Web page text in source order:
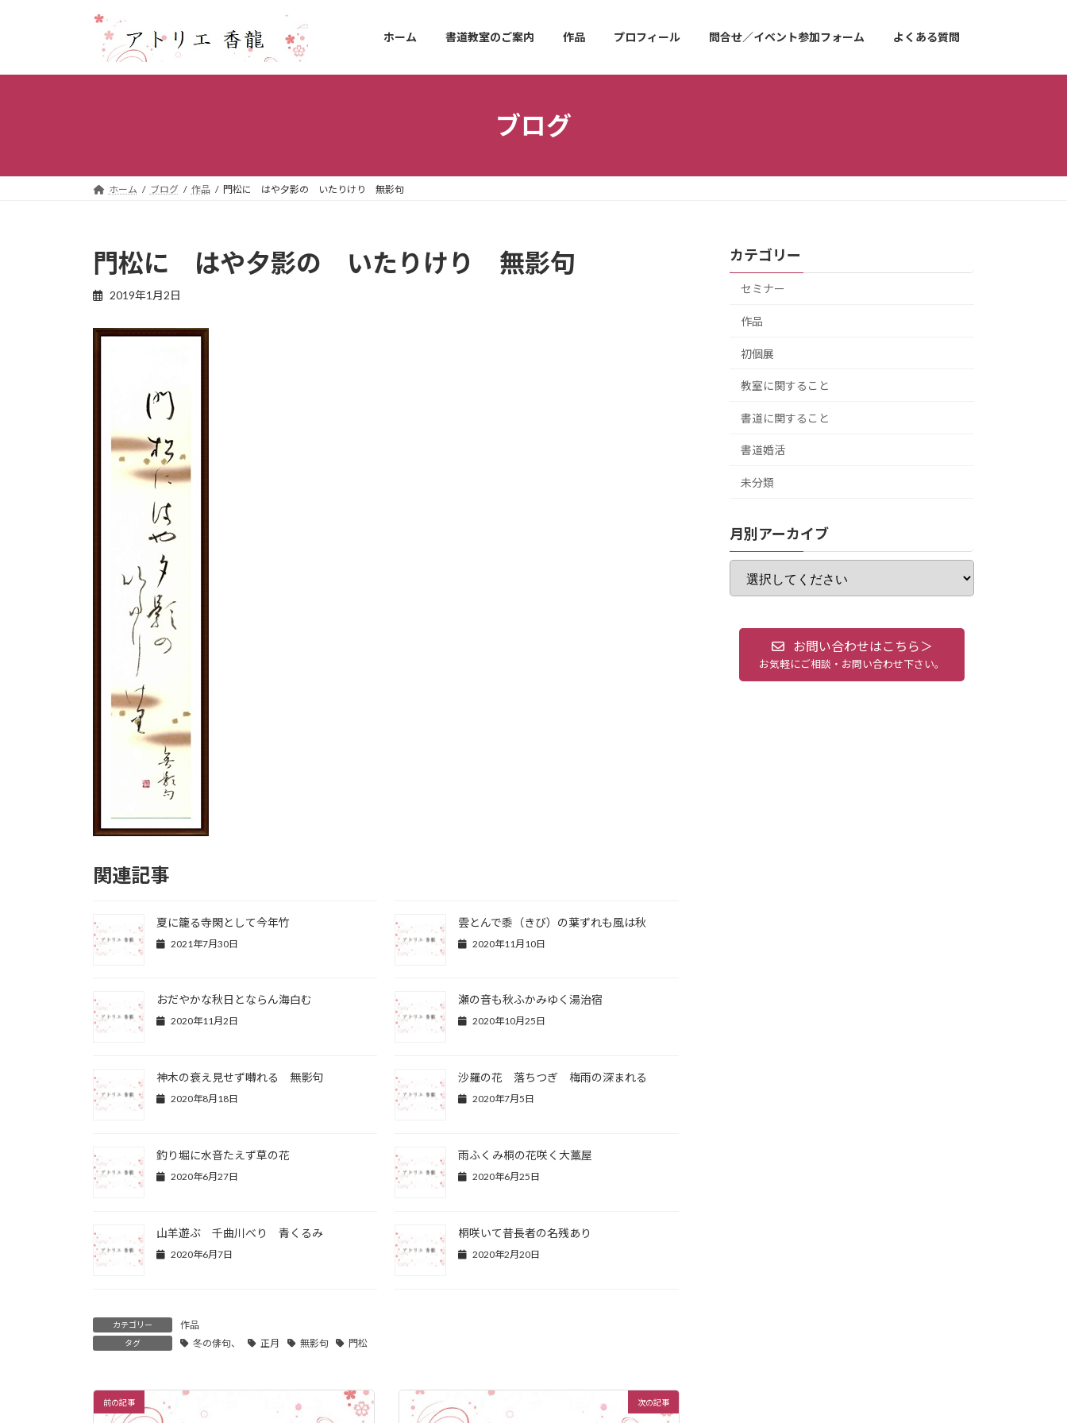
プ
動
ホーム 書道教室のご案内 作品 プロフィール 問合せ／イベント参加フォーム よくある質問
ブログ
ホーム ブログ 作品 門松に はや夕影の いたりけり 無影句
門松に はや夕影の いたりけり 無影句
2019年1月2日
関連記事
夏に籠る寺閑として今年竹
2021年7月30日
雲とんで黍（きび）の葉ずれも風は秋
2020年11月10日
おだやかな秋日とならん海白む
2020年11月2日
瀬の音も秋ふかみゆく湯治宿
2020年10月25日
神木の衰え見せず囀れる 無影句
2020年8月18日
沙羅の花 落ちつぎ 梅雨の深まれる
2020年7月5日
釣り堀に水音たえず草の花
2020年6月27日
雨ふくみ桐の花咲く大藁屋
2020年6月25日
山羊遊ぶ 千曲川べり 青くるみ
2020年6月7日
桐咲いて昔長者の名残あり
2020年2月20日
カテゴリー 作品
タグ 冬の俳句、 正月 無影句 門松
前の記事 次の記事
カテゴリー
セミナー
作品
初個展
教室に関すること
書道に関すること
書道婚活
未分類
月別アーカイブ
お問い合わせはこちら＞
お気軽にご相談・お問い合わせ下さい。